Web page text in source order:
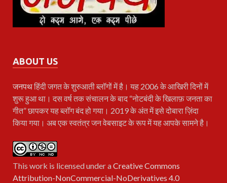
ABOUT US
जनपथहिंदी जगत के शुरुआती ब्लॉगों में है। यह 2006 के आखिरी दिनों में
शुरू हुआ था। दस वर्ष तक संचालन के बाद “नोटबंदी के खिलाफ़ जनता का
गीत” छापकर यह ब्लॉग बंद हो गया। 2019 के अंत में इसे दोबारा ज़िंदा
किया गया। अब एक स्वतंत्र जन वेबसाइट के रूप में यह आपके सामने है।
This work is licensed under aCreative Commons
Attribution-NonCommercial-NoDerivatives 4.0